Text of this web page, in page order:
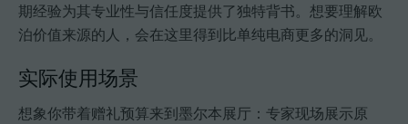
期经验为其专业性与信任度提供了独特背书。想要理解欧
泊价值来源的人，会在这里得到比单纯电商更多的洞见。
实际使用场景
想象你带着赠礼预算来到墨尔本展厅：专家现场展示原